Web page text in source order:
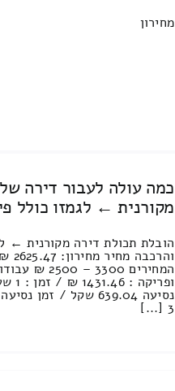
מחירון
כמה עולה לעבור דירה
מקורנית ← לגמזו כולל
הובלת תכולת דירה מקורנית ←
המחירים 3300
3 [...]